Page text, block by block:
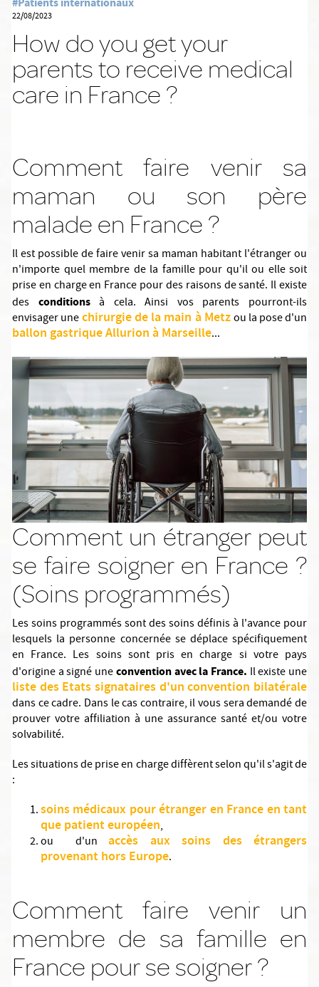
22/08/2023
How do you get your
parents to receive medical
care in France ?
Comment faire venir sa
maman ou son père
malade en France ?
Il est possible de faire venir sa maman habitant l'étranger ou
n'importe quel membre de la famille pour qu'il ou elle soit
prise en charge en France pour des raisons de santé. Il existe
des conditionsà cela. Ainsi vos parents pourront-ils
envisager unechirurgie de la main à Metzou la pose d'un
ballon gastrique Allurion à Marseille...
Comment un étranger peut
se faire soigner en France ?
(Soins programmés)
Les soins programmés sont des soins définis à l'avance pour
lesquels la personne concernée se déplace spécifiquement
en France. Les soins sont pris en charge si votre pays
d'origine a signé uneconvention avec la France. Il existe une
liste des Etats signataires d'un convention bilatérale
dans ce cadre. Dans le cas contraire, il vous sera demandé de
prouver votre affiliation à une assurance santé et/ou votre
solvabilité.
Les situations de prise en charge diffèrent selon qu'il s'agit de
:
soins médicaux pour étranger en France en tant
que patient européen,
ou d'unaccès aux soins des étrangers
provenant hors Europe.
Comment faire venir un
membre de sa famille en
France pour se soigner ?